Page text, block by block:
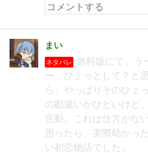
まい
ネタバレ
無料版にて。う
ー、ひょっとして？と
ら、やっぱりそのひょ
の勘違いがひどいけど
言動。これは仕方がな
思ったら、実際幼かっ
い初恋物語でした。